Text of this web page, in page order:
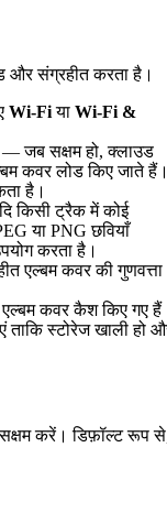
और संग्रहीत करता है।
Wi-Fiया Wi-Fi &
— जब सक्षम हो, क्लाउड
कवर लोड किए जाते
है।
किसी ट्रैक में कोई
या PNG छवियाँ
करता है।
एल्बम कवर की गुणवत्ता
कवर कैश किए गए
स्टोरेज खाली हो
सक्षम करें। डिफ़ॉल्ट रूप